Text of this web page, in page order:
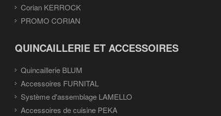
Corian KERROCK
PROMO CORIAN
QUINCAILLERIE ET ACCESSOIRES
Quincaillerie BLUM
Accessoires FURNITAL
Système d'assemblage LAMELLO
Accessoires de cuisine PEKA